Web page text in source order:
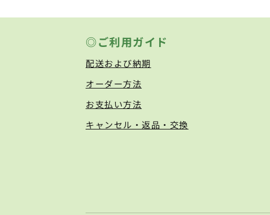
◎ご利用ガイド
配送および納期
オーダー方法
お支払い方法
キャンセル・返品・交換